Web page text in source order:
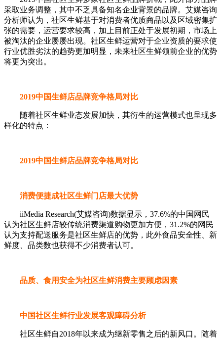
采取业务调整，其中不乏具备知名企业背景的品牌。艾媒咨询
分析师认为，社区生鲜基于对消费者优质商品以及区域密集扩
张的需要，运营要求较高，加上目前正处于发展初期，市场上
被淘汰的企业屡屡出现。社区生鲜运营对于企业资质的要求使
行业优胜劣汰的趋势更加明显，未来社区生鲜领前企业的优势
将更为突出。
2019中国生鲜店品牌竞争格局对比
随着社区生鲜业态发展加快，其衍生的运营模式也呈现多
样化的特点：
2019中国生鲜店品牌竞争格局对比
消费便捷成社区生鲜门店最大优势
iiMedia Research(艾媒咨询)数据显示，37.6%的中国网民
认为社区生鲜店较传统消费渠道购物更加方便，31.2%的网民
认为支持配送服务是社区生鲜店的优势，此外食品安全性、新
鲜度、品类数也获得不少消费者认可。
品质、食用安全为社区生鲜消费主要顾虑因素
中国社区生鲜行业发展客观障碍分析
社区生鲜自2018年以来成为继新零售之后的新风口。随着